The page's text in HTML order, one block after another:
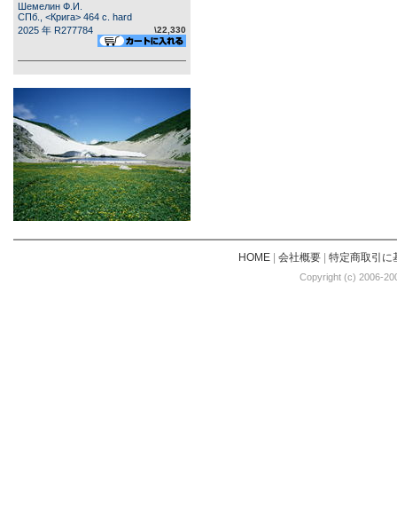
Шемелин Ф.И.
СПб., <Крига> 464 c. hard
2025 年 R277784
\22,330
HOME| 会社概要| 特定商取引に
Copyright (c) 2006-